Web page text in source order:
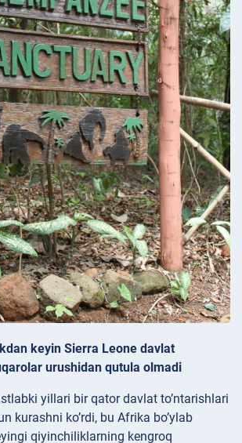
keyin Sierra Leone davlat
urushidan qutula olmadi
yillari bir qator davlat to’ntarishlari
kurashni ko’rdi, bu Afrika bo’ylab
qiyinchiliklarning kengroq